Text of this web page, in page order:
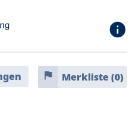
info
flag Merkliste (0)